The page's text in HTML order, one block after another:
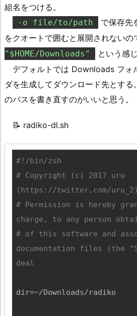
組名をつける。
-o file/to/path
で保存先
をクオートで囲むと展開されないの
"$HOME/Downloads"
という感
デフォルトでは Downloads フォ
ダを生成してダウンロード先とす
のパスを書き直すのがいいと思う。
📝 radiko-dl.sh
#!/bin/zsh
# Copyright (c) 2017 uru
(https://twitter.com/uru_2)
# Permission is hereby
charge, to any person
# of this software and
documentation files (the
deal
dir=~/Downloads/radiko